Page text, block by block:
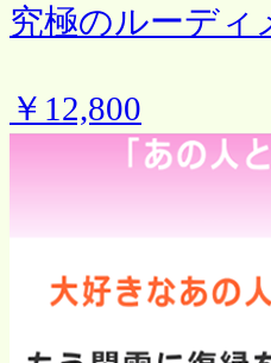
究極のルーデ
￥12,800